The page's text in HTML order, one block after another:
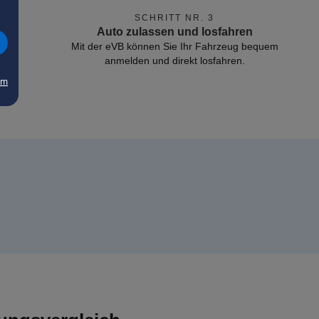
SCHRITT NR. 3
Auto zulassen und losfahren
Mit der eVB können Sie Ihr Fahrzeug bequem
anmelden und direkt losfahren.